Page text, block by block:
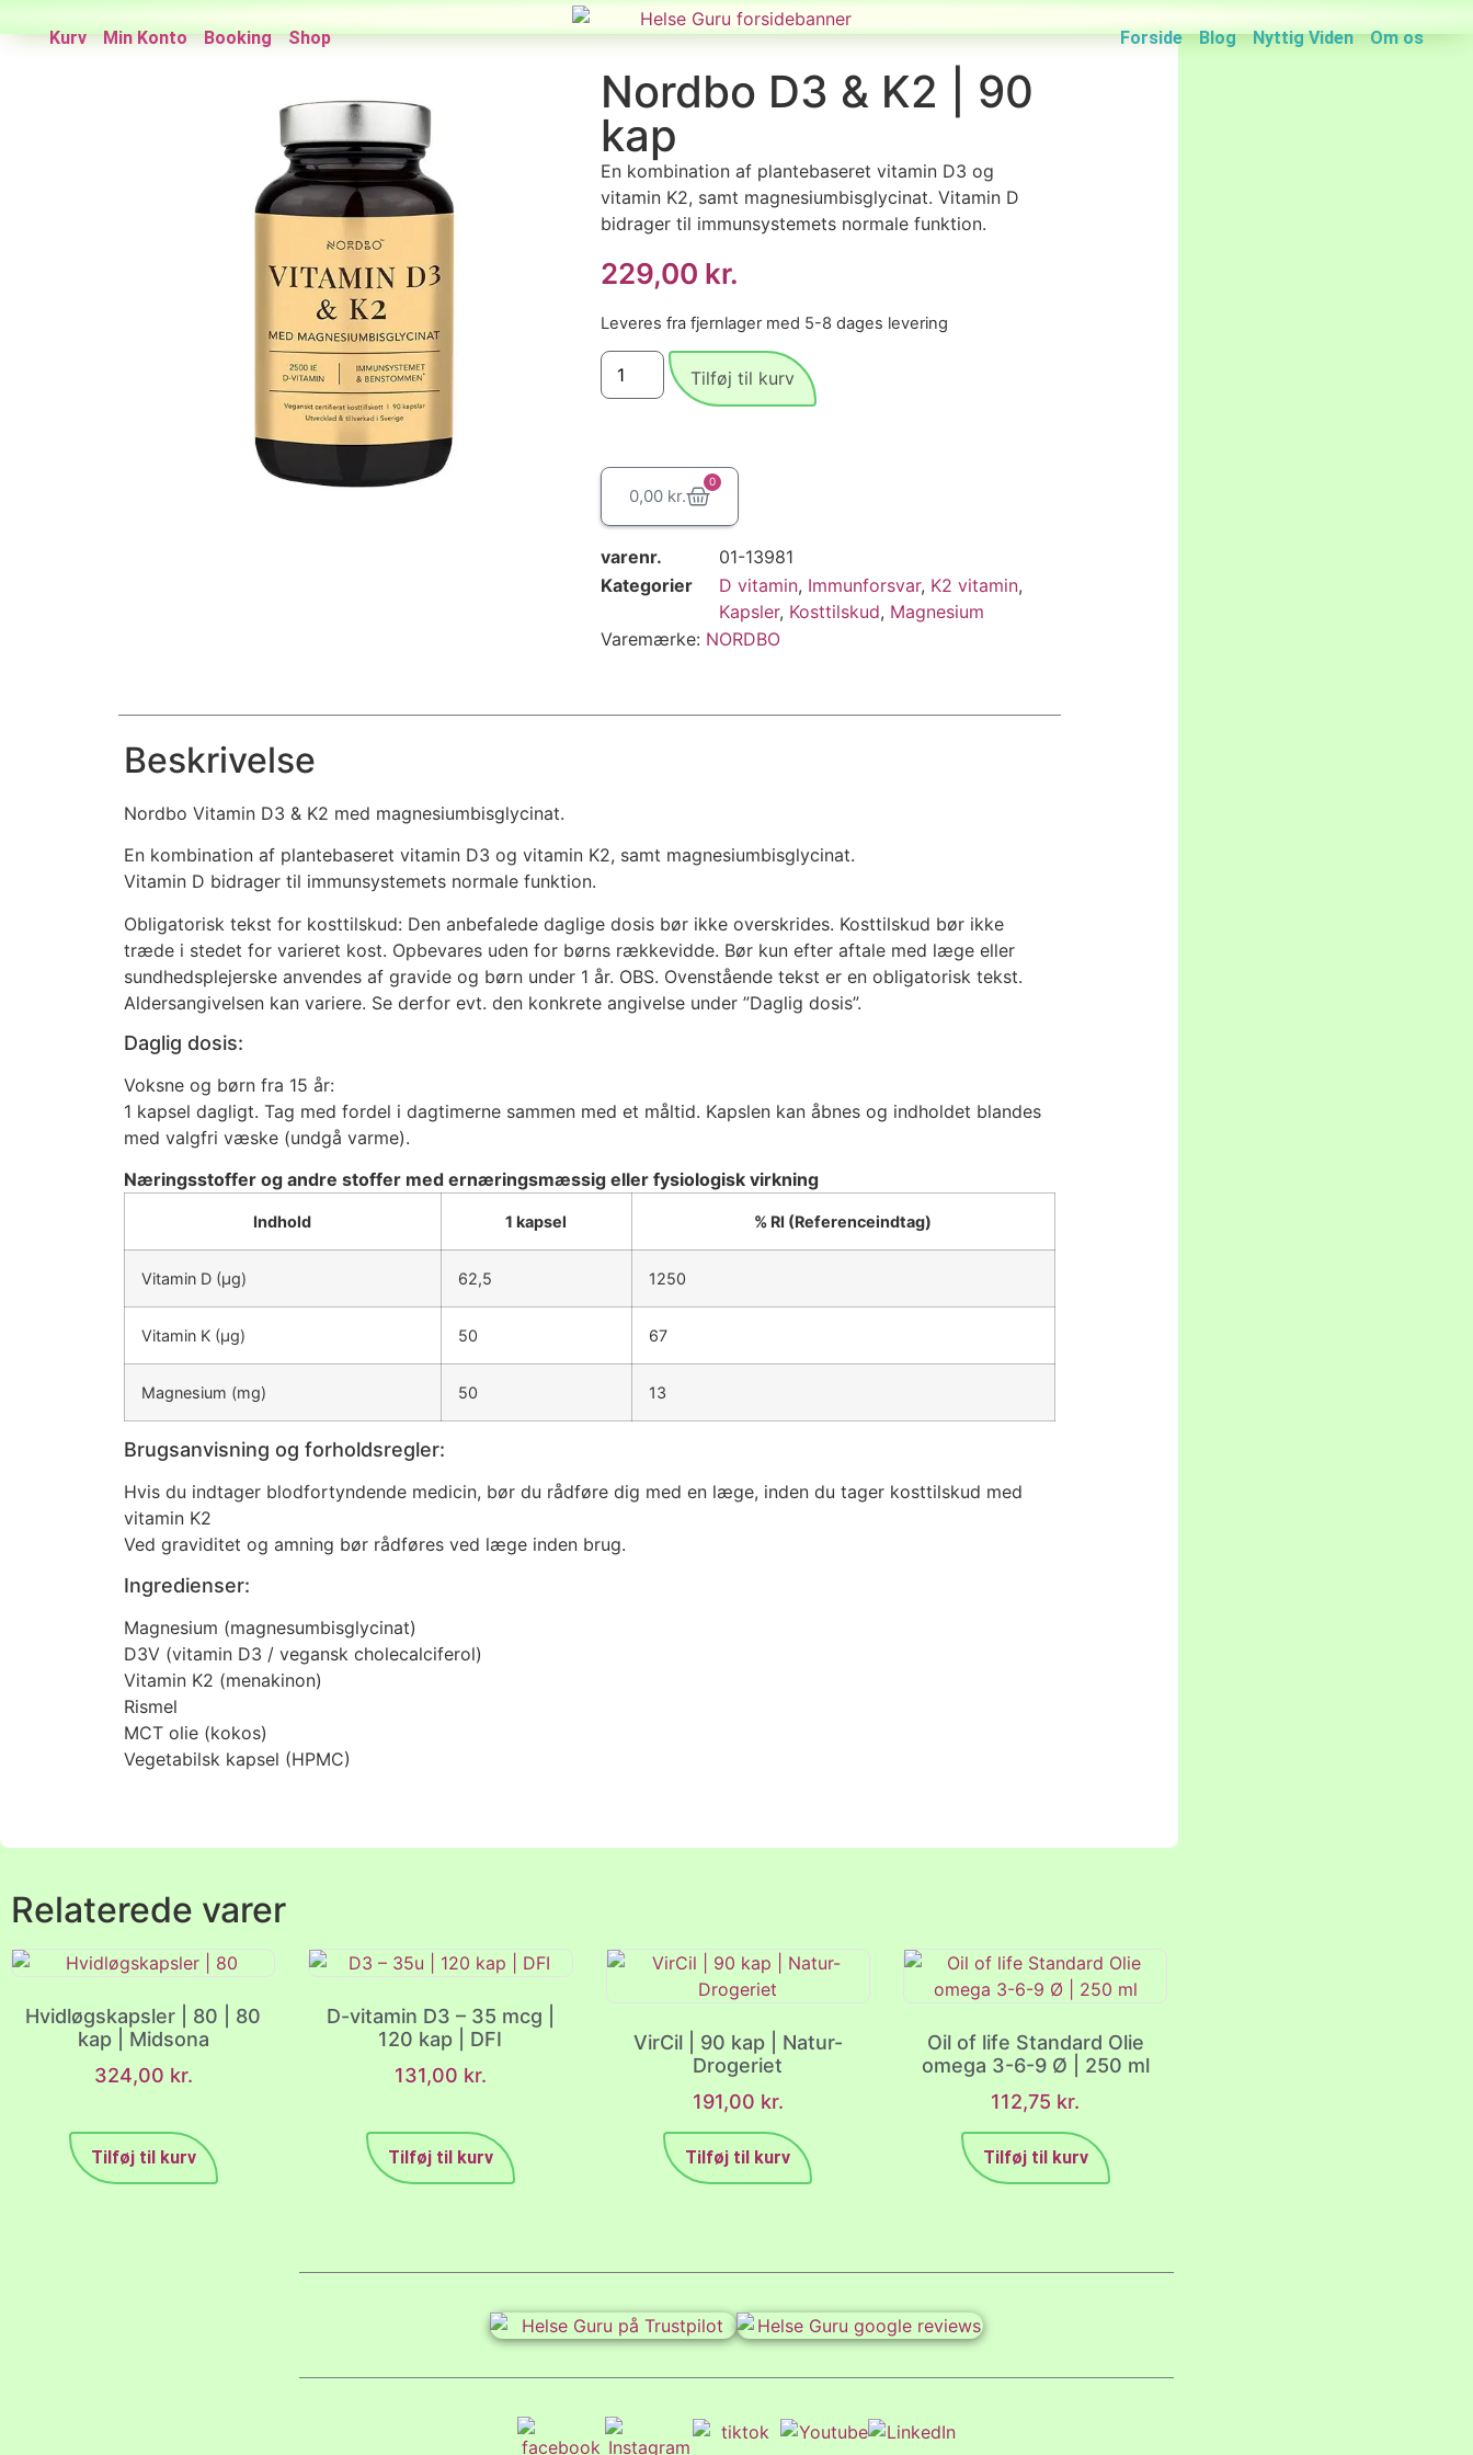
Forside Blog Nyttig Viden Om os
Kurv Min Konto Booking Shop
Nordbo D3 & K2 | 90
kap
En kombination af plantebaseret vitamin D3 og
vitamin K2, samt magnesiumbisglycinat. Vitamin D
bidrager til immunsystemets normale funktion.
229,00 kr.
Leveres fra fjernlager med 5-8 dages levering
Tilføj til kurv
0,00 kr.
0
varenr.
01-13981
Kategorier
D vitamin, Immunforsvar, K2 vitamin,
Kapsler, Kosttilskud, Magnesium
Varemærke: NORDBO
Beskrivelse
Nordbo Vitamin D3 & K2 med magnesiumbisglycinat.
En kombination af plantebaseret vitamin D3 og vitamin K2, samt magnesiumbisglycinat.
Vitamin D bidrager til immunsystemets normale funktion.
Obligatorisk tekst for kosttilskud: Den anbefalede daglige dosis bør ikke overskrides. Kosttilskud bør ikke
træde i stedet for varieret kost. Opbevares uden for børns rækkevidde. Bør kun efter aftale med læge eller
sundhedsplejerske anvendes af gravide og børn under 1 år. OBS. Ovenstående tekst er en obligatorisk tekst.
Aldersangivelsen kan variere. Se derfor evt. den konkrete angivelse under ”Daglig dosis”.
Daglig dosis:
Voksne og børn fra 15 år:
1 kapsel dagligt. Tag med fordel i dagtimerne sammen med et måltid. Kapslen kan åbnes og indholdet blandes
med valgfri væske (undgå varme).
Næringsstoffer og andre stoffer med ernæringsmæssig eller fysiologisk virkning
Indhold 1 kapsel % RI (Referenceindtag)
Vitamin D (μg) 62,5 1250
Vitamin K (μg) 50 67
Magnesium (mg) 50 13
Brugsanvisning og forholdsregler:
Hvis du indtager blodfortyndende medicin, bør du rådføre dig med en læge, inden du tager kosttilskud med
vitamin K2
Ved graviditet og amning bør rådføres ved læge inden brug.
Ingredienser:
Magnesium (magnesumbisglycinat)
D3V (vitamin D3 / vegansk cholecalciferol)
Vitamin K2 (menakinon)
Rismel
MCT olie (kokos)
Vegetabilsk kapsel (HPMC)
Relaterede varer
Hvidløgskapsler | 80 | 80
kap | Midsona
324,00 kr.
Tilføj til kurv
D-vitamin D3 – 35 mcg |
120 kap | DFI
131,00 kr.
Tilføj til kurv
VirCil | 90 kap | Natur-
Drogeriet
191,00 kr.
Tilføj til kurv
Oil of life Standard Olie
omega 3-6-9 Ø | 250 ml
112,75 kr.
Tilføj til kurv